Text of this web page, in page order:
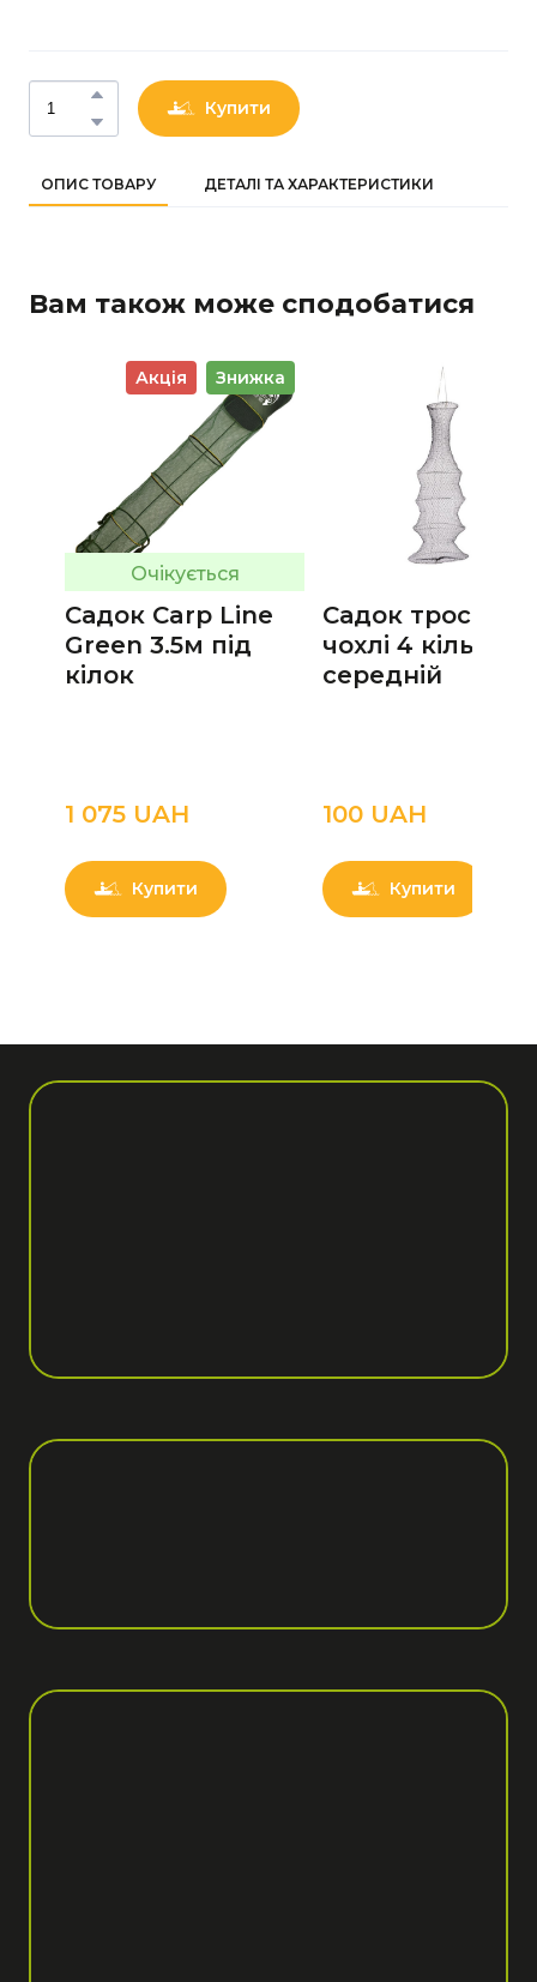
Купити
ОПИС ТОВАРУ ДЕТАЛІ ТА ХАРАКТЕРИСТИКИ
Вам також може сподобатися
Акція Знижка
Очікується
Садок Carp Line
Green 3.5м під
кілок
1 075 UAН
Купити
Садок трос в
чохлі 4 кільця
середній
100 UAН
Купити